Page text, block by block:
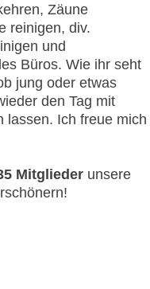
Zäune
reinigen, div.
und
Büros. Wie ihr seht
jung oder etwas
den Tag mit
lassen. Ich freue mich
Mitglieder unsere